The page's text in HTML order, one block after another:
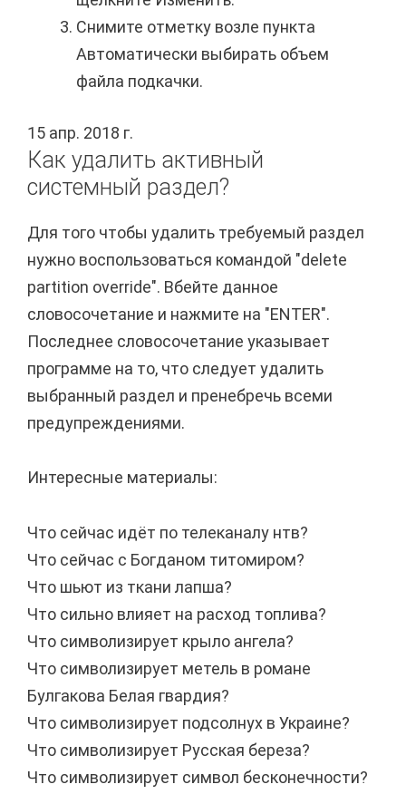
Снимите отметку возле пункта
Автоматически выбирать объем
файла подкачки.
15 апр. 2018 г.
Как удалить активный
системный раздел?
Для того чтобы удалить требуемый раздел
нужно воспользоваться командой "delete
partition override". Вбейте данное
словосочетание и нажмите на "ENTER".
Последнее словосочетание указывает
программе на то, что следует удалить
выбранный раздел и пренебречь всеми
предупреждениями.
Интересные материалы:
Что сейчас идёт по телеканалу нтв?
Что сейчас с Богданом титомиром?
Что шьют из ткани лапша?
Что сильно влияет на расход топлива?
Что символизирует крыло ангела?
Что символизирует метель в романе
Булгакова Белая гвардия?
Что символизирует подсолнух в Украине?
Что символизирует Русская береза?
Что символизирует символ бесконечности?